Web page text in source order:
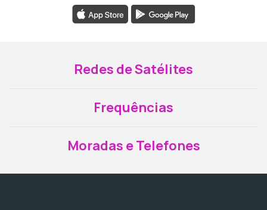
Redes de Satélites
Frequências
Moradas e Telefones